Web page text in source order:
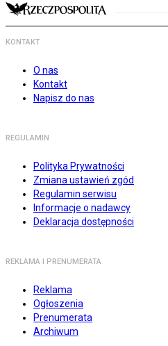
KONTAKT
O nas
Kontakt
Napisz do nas
REGULAMIN
Polityka Prywatności
Zmiana ustawień zgód
Regulamin serwisu
Informacje o nadawcy
Deklaracja dostępności
REKLAMA I PRENUMERATA
Reklama
Ogłoszenia
Prenumerata
Archiwum